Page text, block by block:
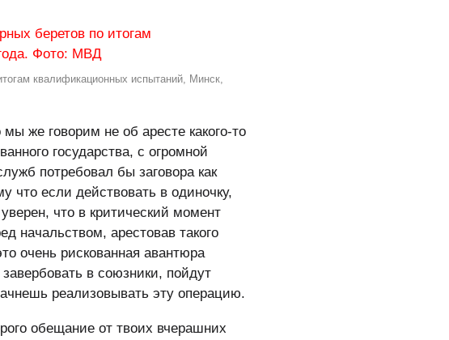
квалификационных испытаний, Минск,
же говорим не об аресте какого-то
государства, с огромной
потребовал бы заговора как
что если действовать в одиночку,
что в критический момент
начальством, арестовав такого
очень рискованная авантюра
в союзники, пойдут
реализовывать эту операцию.
обещание от твоих вчерашних